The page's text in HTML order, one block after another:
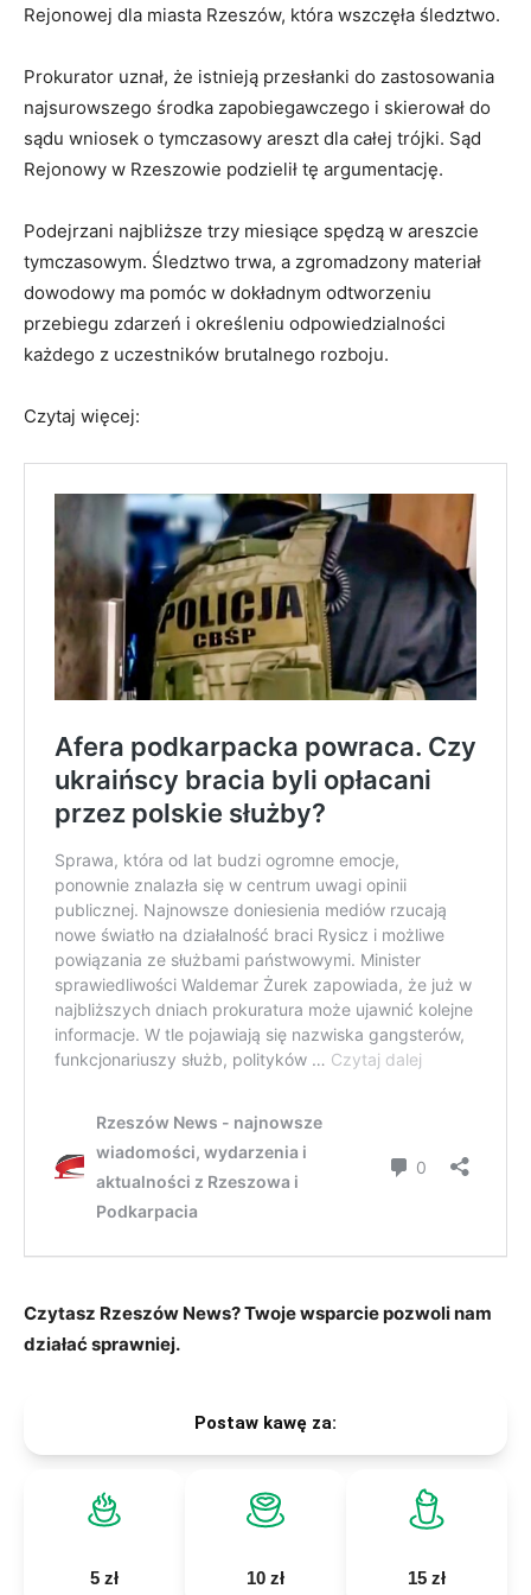
Rejonowej dla miasta Rzeszów, która wszczęła śledztwo.
Prokurator uznał, że istnieją przesłanki do zastosowania
najsurowszego środka zapobiegawczego i skierował do
sądu wniosek o tymczasowy areszt dla całej trójki. Sąd
Rejonowy w Rzeszowie podzielił tę argumentację.
Podejrzani najbliższe trzy miesiące spędzą w areszcie
tymczasowym. Śledztwo trwa, a zgromadzony materiał
dowodowy ma pomóc w dokładnym odtworzeniu
przebiegu zdarzeń i określeniu odpowiedzialności
każdego z uczestników brutalnego rozboju.
Czytaj więcej:
Czytasz Rzeszów News? Twoje wsparcie pozwoli nam
działać sprawniej.
Postaw kawę za:
5 zł 10 zł 15 zł